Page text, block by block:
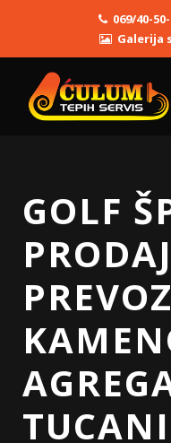
069/40-
Galerija
GOLF
PREVOZ